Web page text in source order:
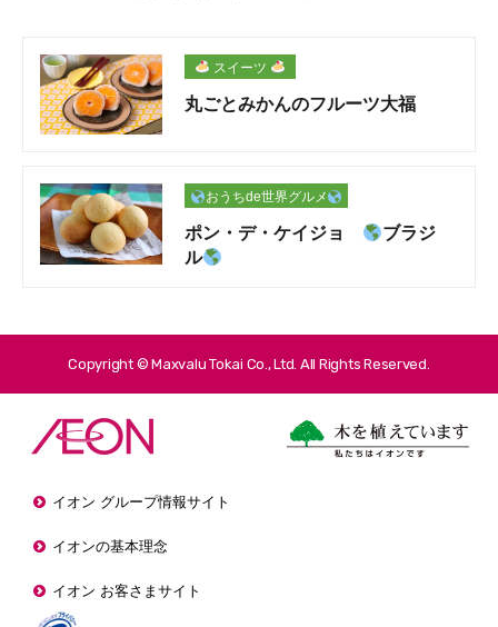
スイーツ
丸ごとみかんのフルーツ大福
おうちde世界グルメ
ポン・デ・ケイジョ
ブラジ
ル
Copyright © Maxvalu Tokai Co., Ltd. All Rights Reserved.
イオン グループ情報サイト
イオンの基本理念
イオン お客さまサイト